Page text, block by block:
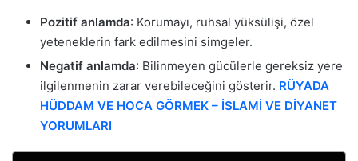
Pozitif anlamda: Korumayı, ruhsal yüksülişi, özel
yeteneklerin fark edilmesini simgeler.
Negatif anlamda: Bilinmeyen gücülerle gereksiz yere
ilgilenmenin zarar verebileceğini gösterir. RÜYADA
HÜDDAM VE HOCA GÖRMEK – İSLAMİ VE DİYANET
YORUMLARI